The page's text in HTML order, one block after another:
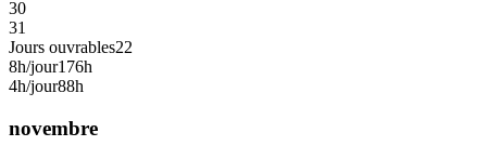
30
31
Jours ouvrables22
8h/jour176h
4h/jour88h
novembre